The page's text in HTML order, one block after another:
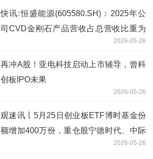
快讯:恒盛能源(605580.SH)：2025年公
司CVD金刚石产品营收占总营收比重为
2026-05-26
再冲A股！亚电科技启动上市辅导，曾科
创板IPO未果
2026-05-26
观速讯丨5月25日创业板ETF博时基金份
额增加400万份，重仓股宁德时代、中际
2026-05-26